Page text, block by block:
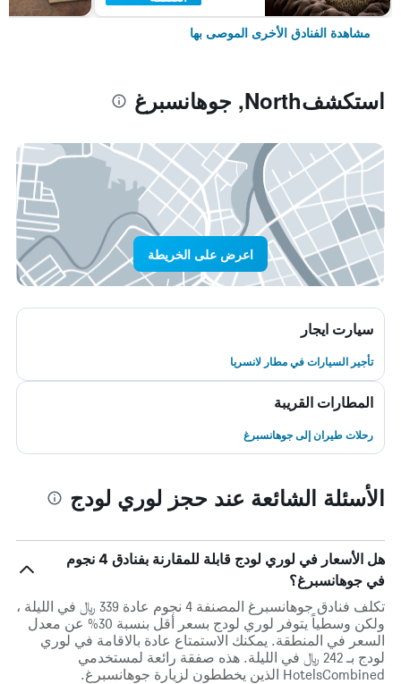
مشاهدة الفنادق الأخرى الموصى بها
استكشفNorth, جوهانسبرغ
اعرض على الخريطة
سيارت ايجار
تأجير السيارات في مطار لانسريا
المطارات القريبة
رحلات طيران إلى جوهانسبرغ
الأسئلة الشائعة عند حجز لوري لودج
هل الأسعار في لوري لودج قابلة للمقارنة بفنادق 4 نجوم
في جوهانسبرغ؟
تكلف فنادق جوهانسبرغ المصنفة 4 نجوم عادة 339 ﷼ في الليلة ،
ولكن وسطياً يتوفر لوري لودج بسعر أقل بنسبة 30% عن معدل
السعر في المنطقة. يمكنك الاستمتاع عادة بالاقامة في لوري
لودج بـ 242 ﷼ في الليلة. هذه صفقة رائعة لمستخدمي
HotelsCombined الذين يخططون لزيارة جوهانسبرغ.